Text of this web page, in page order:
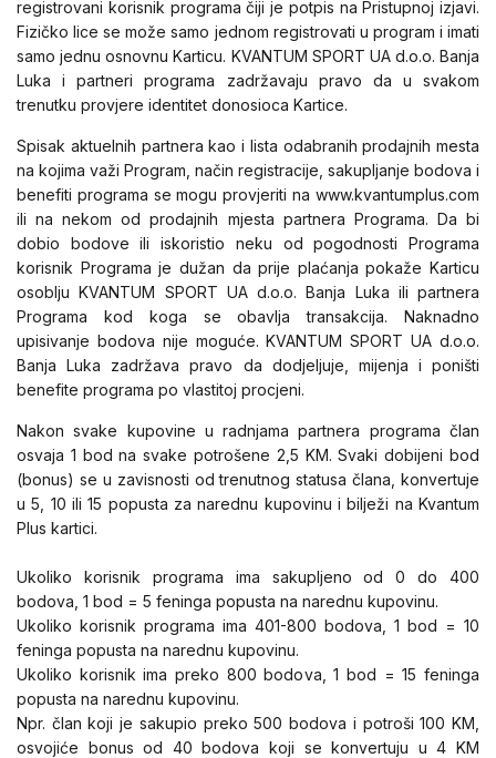
registrovani korisnik programa čiji je potpis na Pristupnoj izjavi.
Fizičko lice se može samo jednom registrovati u program i imati
samo jednu osnovnu Karticu. KVANTUM SPORT UA d.o.o. Banja
Luka i partneri programa zadržavaju pravo da u svakom
trenutku provjere identitet donosioca Kartice.
Spisak aktuelnih partnera kao i lista odabranih prodajnih mesta
na kojima važi Program, način registracije, sakupljanje bodova i
benefiti programa se mogu provjeriti na www.kvantumplus.com
ili na nekom od prodajnih mjesta partnera Programa. Da bi
dobio bodove ili iskoristio neku od pogodnosti Programa
korisnik Programa je dužan da prije plaćanja pokaže Karticu
osoblju KVANTUM SPORT UA d.o.o. Banja Luka ili partnera
Programa kod koga se obavlja transakcija. Naknadno
upisivanje bodova nije moguće. KVANTUM SPORT UA d.o.o.
Banja Luka zadržava pravo da dodjeljuje, mijenja i poništi
benefite programa po vlastitoj procjeni.
Nakon svake kupovine u radnjama partnera programa član
osvaja 1 bod na svake potrošene 2,5 KM. Svaki dobijeni bod
(bonus) se u zavisnosti od trenutnog statusa člana, konvertuje
u 5, 10 ili 15 popusta za narednu kupovinu i bilježi na Kvantum
Plus kartici.
Ukoliko korisnik programa ima sakupljeno od 0 do 400
bodova, 1 bod = 5 feninga popusta na narednu kupovinu.
Ukoliko korisnik programa ima 401-800 bodova, 1 bod = 10
feninga popusta na narednu kupovinu.
Ukoliko korisnik ima preko 800 bodova, 1 bod = 15 feninga
popusta na narednu kupovinu.
Npr. član koji je sakupio preko 500 bodova i potroši 100 KM,
osvojiće bonus od 40 bodova koji se konvertuju u 4 KM